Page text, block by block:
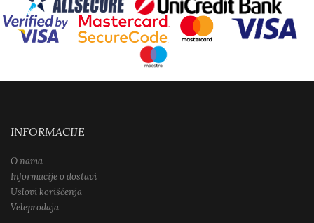
INFORMACIJE
O nama
Informacije o dostavi
Uslovi korišćenja
Veleprodaja